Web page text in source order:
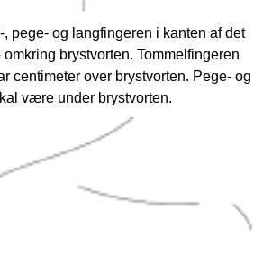
, pege- og langfingeren i kanten af det
brystvorten. Tommelfingeren
centimeter over brystvorten. Pege- og
være under brystvorten.